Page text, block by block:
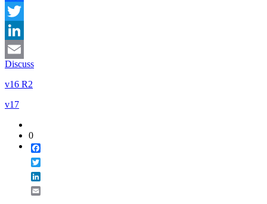
Facebook
Twitter
LinkedIn
Email
Discuss
v16 R2
v17
0